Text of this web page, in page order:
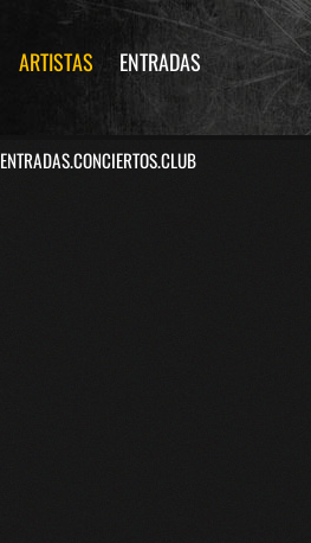
ARTISTAS ENTRADAS
ENTRADAS.CONCIERTOS.CLUB